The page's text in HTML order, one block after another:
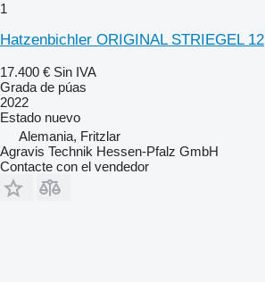
1
Hatzenbichler ORIGINAL STRIEGEL
17.400 € Sin IVA
Grada de púas
2022
Estado nuevo
Alemania, Fritzlar
Agravis Technik Hessen-Pfalz GmbH
Contacte con el vendedor